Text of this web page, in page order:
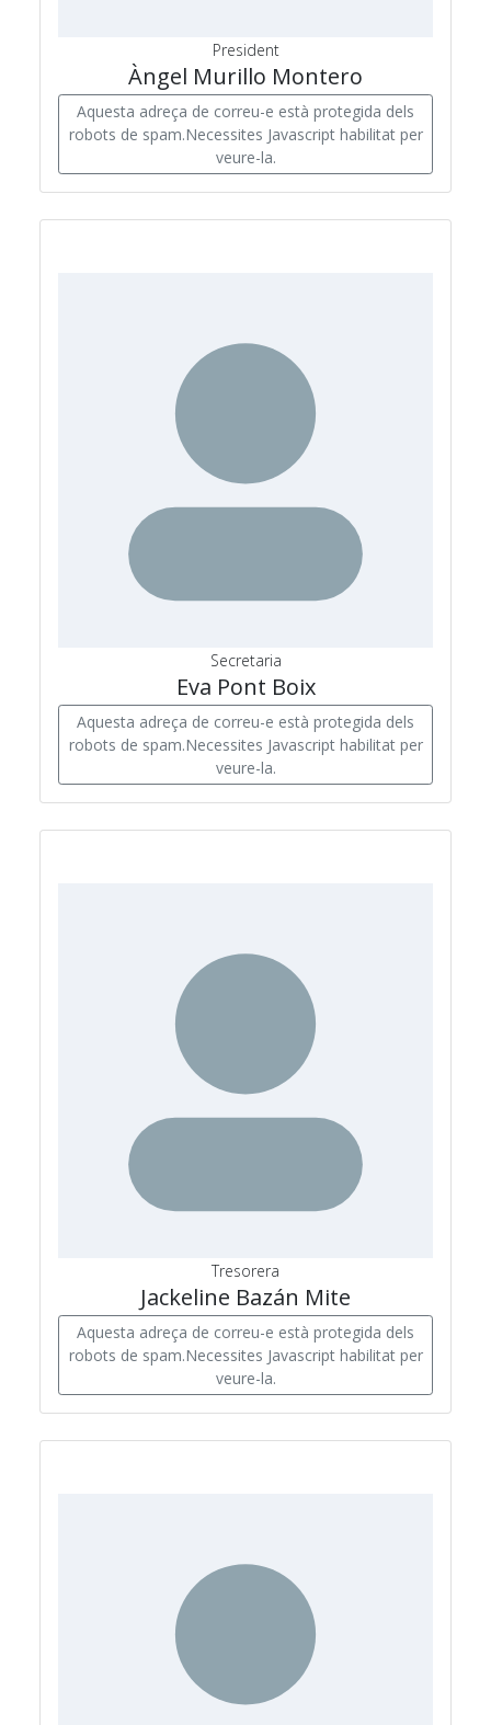
President
Àngel Murillo Montero
Aquesta adreça de correu-e està protegida dels
robots de spam.Necessites Javascript habilitat per
veure-la.
Secretaria
Eva Pont Boix
Aquesta adreça de correu-e està protegida dels
robots de spam.Necessites Javascript habilitat per
veure-la.
Tresorera
Jackeline Bazán Mite
Aquesta adreça de correu-e està protegida dels
robots de spam.Necessites Javascript habilitat per
veure-la.